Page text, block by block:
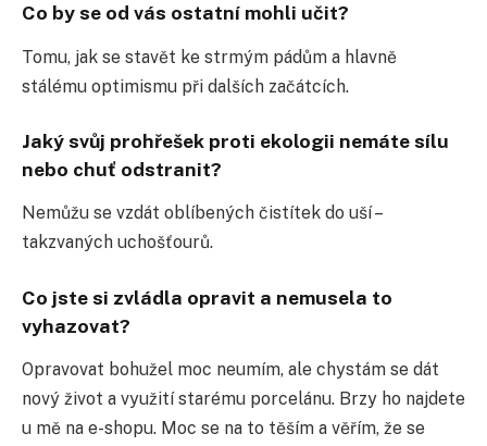
Co by se od vás ostatní mohli učit?
Tomu, jak se stavět ke strmým pádům a hlavně
stálému optimismu při dalších začátcích.
Jaký svůj prohřešek proti ekologii nemáte sílu
nebo chuť odstranit?
Nemůžu se vzdát oblíbených čistítek do uší –
takzvaných uchošťourů.
Co jste si zvládla opravit a nemusela to
vyhazovat?
Opravovat bohužel moc neumím, ale chystám se dát
nový život a využití starému porcelánu. Brzy ho najdete
u mě na e-shopu. Moc se na to těším a věřím, že se